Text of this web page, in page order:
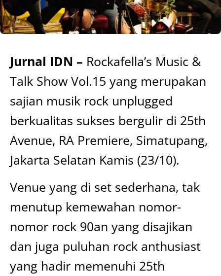
Jurnal IDN – Rockafella’s Music &
Talk Show Vol.15 yang merupakan
sajian musik rock unplugged
berkualitas sukses bergulir di 25th
Avenue, RA Premiere, Simatupang,
Jakarta Selatan Kamis (23/10).
Venue yang di set sederhana, tak
menutup kemewahan nomor-
nomor rock 90an yang disajikan
dan juga puluhan rock anthusiast
yang hadir memenuhi 25th